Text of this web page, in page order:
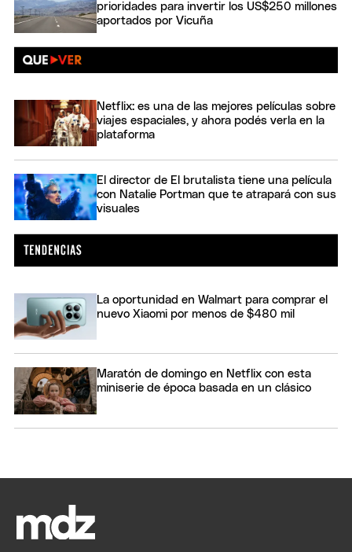
prioridades para invertir los US$250 millones
aportados por Vicuña
Netflix: es una de las mejores películas sobre
viajes espaciales, y ahora podés verla en la
plataforma
El director de El brutalista tiene una película
con Natalie Portman que te atrapará con sus
visuales
La oportunidad en Walmart para comprar el
nuevo Xiaomi por menos de $480 mil
Maratón de domingo en Netflix con esta
miniserie de época basada en un clásico